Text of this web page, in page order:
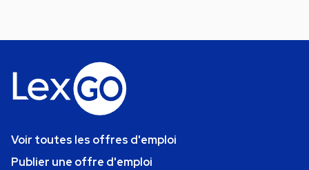
Voir toutes les offres d'emploi
Publier une offre d'emploi